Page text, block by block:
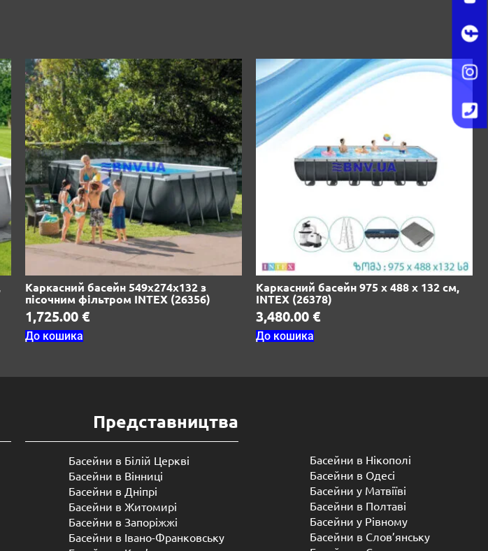
Каркасний басейн 549х274х132 з
пісочним фільтром INTEX (26356)
1,725.00 €
До кошика
Каркасний басейн 975 х 488 х 132 см,
INTEX (26378)
3,480.00 €
До кошика
Представництва
Басейни в Білій Церкві
Басейни в Вінниці
Басейни в Дніпрі
Басейни в Житомирі
Басейни в Запоріжжі
Басейни в Івано-Франковську
Басейни в Нікополі
Басейни в Одесі
Басейни у Матвіїві
Басейни в Полтаві
Басейни у ​​Рівному
Басейни в Слов’янську